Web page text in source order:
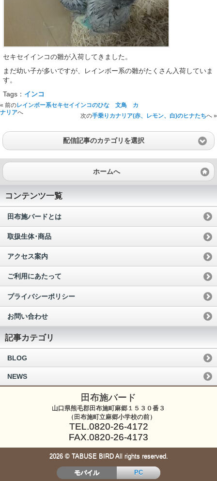
セキセイインコの雛が入荷してきました。
まだ幼い子が多いですが、レインボー系の雛がたくさん入荷していま
す。
Tags： インコ
« 前のレインボー系セキセイインコのひな 文鳥 カ
ナリアへ
次の手乗りカナリア(赤、レモン、白)のヒナたちへ »
配信記事のカテゴリを選択
ホームへ
コンテンツ一覧
田布施バードとは
取扱生体･商品
アクセス案内
ご利用にあたって
プライバシーポリシー
お問い合わせ
記事カテゴリ
BLOG
NEWS
田布施バード
山口県熊毛郡田布施町麻郷１５３０番３
（田布施町立麻郷小学校の前）
TEL.0820-26-4172
FAX.0820-26-4173
2026 © TABUSE BIRD All rights reserved.
モバイル PC